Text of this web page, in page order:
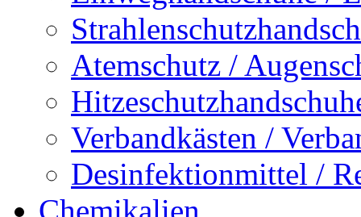
Atemschutz /
Verbandkästen /
Desinfektionmittel /